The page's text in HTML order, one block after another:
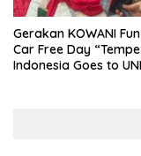
Gerakan KOWANI
Car Free Day “Tempe
Indonesia Goes to